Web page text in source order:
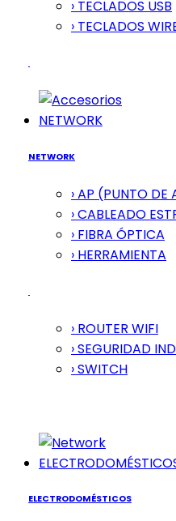
› TECLADOS USB
› TECLADOS
NETWORK
NETWORK
› AP (PUNTO DE
› CABLEADO
› FIBRA ÓPTICA
› HERRAMIENTA
› ROUTER WIFI
› SEGURIDAD
› SWITCH
ELECTRODOMÉSTICOS